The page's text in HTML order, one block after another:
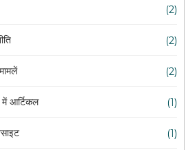
(2)
(2)
(2)
आर्टिकल (1)
(1)